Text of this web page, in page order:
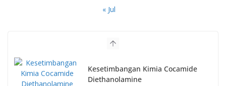
« Jul
Kesetimbangan Kimia Cocamide
Diethanolamine